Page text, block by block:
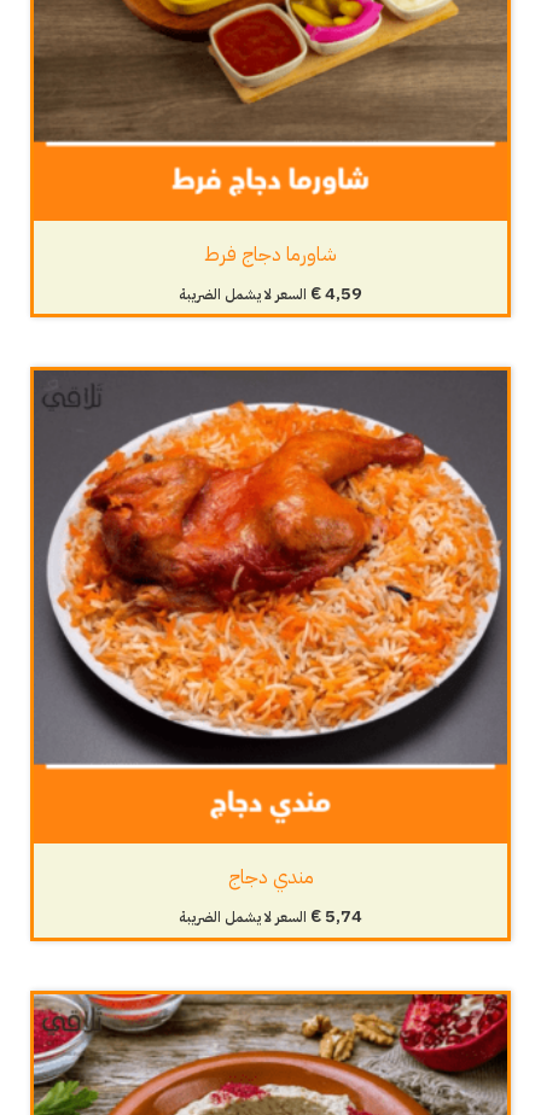
شاورما دجاج فرط
€4,59 السعر لا يشمل الضريبة
مندي دجاج
€5,74 السعر لا يشمل الضريبة